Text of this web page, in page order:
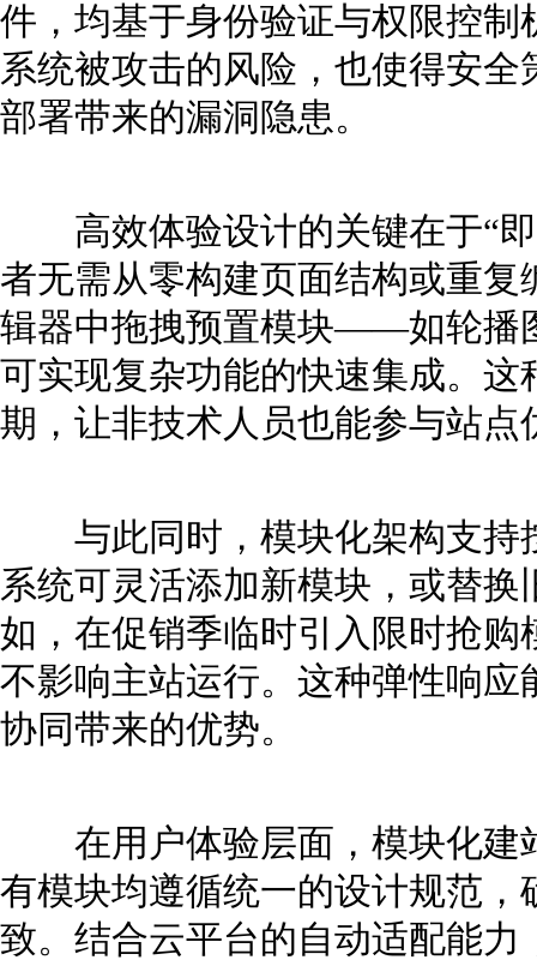
件，均基于身份验证与权限控
系统被攻击的风险，也使得安
部署带来的漏洞隐患。
高效体验设计的关键在于“即
者无需从零构建页面结构或重
辑器中拖拽预置模块——如轮播
可实现复杂功能的快速集成。
期，让非技术人员也能参与站
与此同时，模块化架构支持
系统可灵活添加新模块，或替
如，在促销季临时引入限时抢
不影响主站运行。这种弹性响
协同带来的优势。
在用户体验层面，模块化建
有模块均遵循统一的设计规范
致。结合云平台的自动适配能